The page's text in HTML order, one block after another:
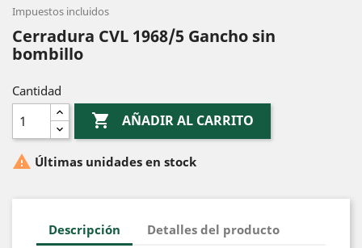
Impuestos incluidos
Cerradura CVL 1968/5 Gancho sin
bombillo
Cantidad
 AÑADIR AL CARRITO
 Últimas unidades en stock
Descripción Detalles del producto